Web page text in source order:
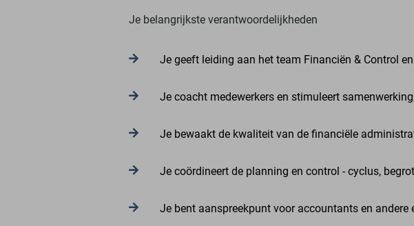
Je belangrijkste verantwoordelijkheden
Je geeft leiding aan het team Financiën & Control en
Je coacht medewerkers en stimuleert
Je bewaakt de kwaliteit van de financiële
Je coördineert de planning en control - cyclus,
Je bent aanspreekpunt voor accountants en andere